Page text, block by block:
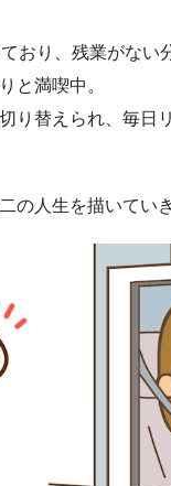
おり、残業がない
と満喫中。
り替えられ、毎日
の人生を描いてい